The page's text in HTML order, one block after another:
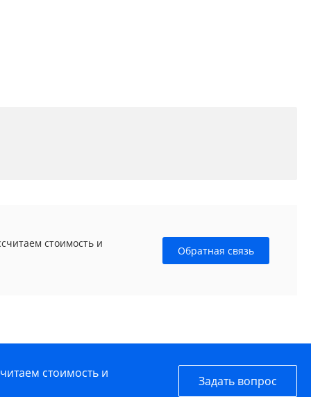
стоимость и
Обратная связь
стоимость и
Задать вопрос